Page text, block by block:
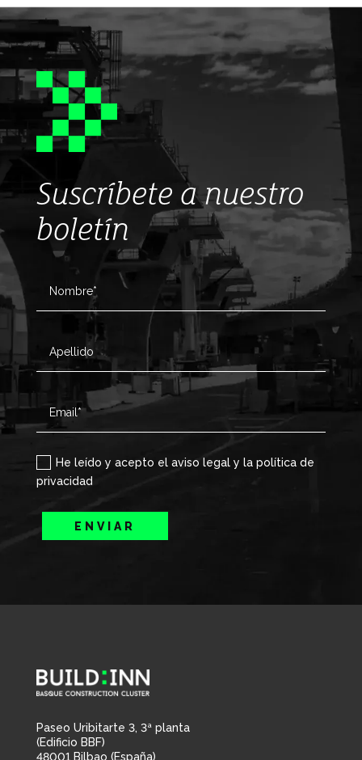
Suscríbete a nuestro
boletín
He leído y acepto el aviso legal y la política de
privacidad
ENVIAR
Paseo Uribitarte 3, 3ª planta
(Edificio BBF)
48001 Bilbao (España)